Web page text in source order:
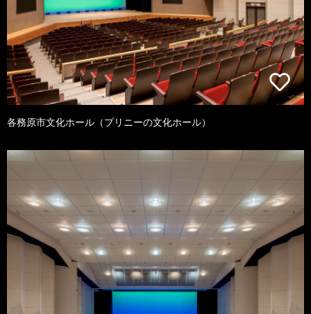
各務原市文化ホール（プリニーの文化ホール）